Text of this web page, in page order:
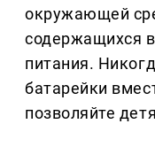
окружающей
содержащихся
питания.
батарейки
позволяйте